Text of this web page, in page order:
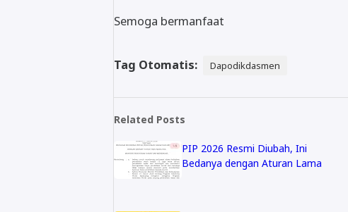
Semoga bermanfaat
Tag Otomatis: Dapodikdasmen
Related Posts
PIP 2026 Resmi Diubah, Ini
Bedanya dengan Aturan Lama